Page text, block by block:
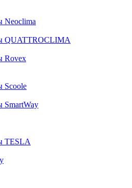
Neoclima
QUATTROCLIMA
Rovex
Scoole
SmartWay
TESLA